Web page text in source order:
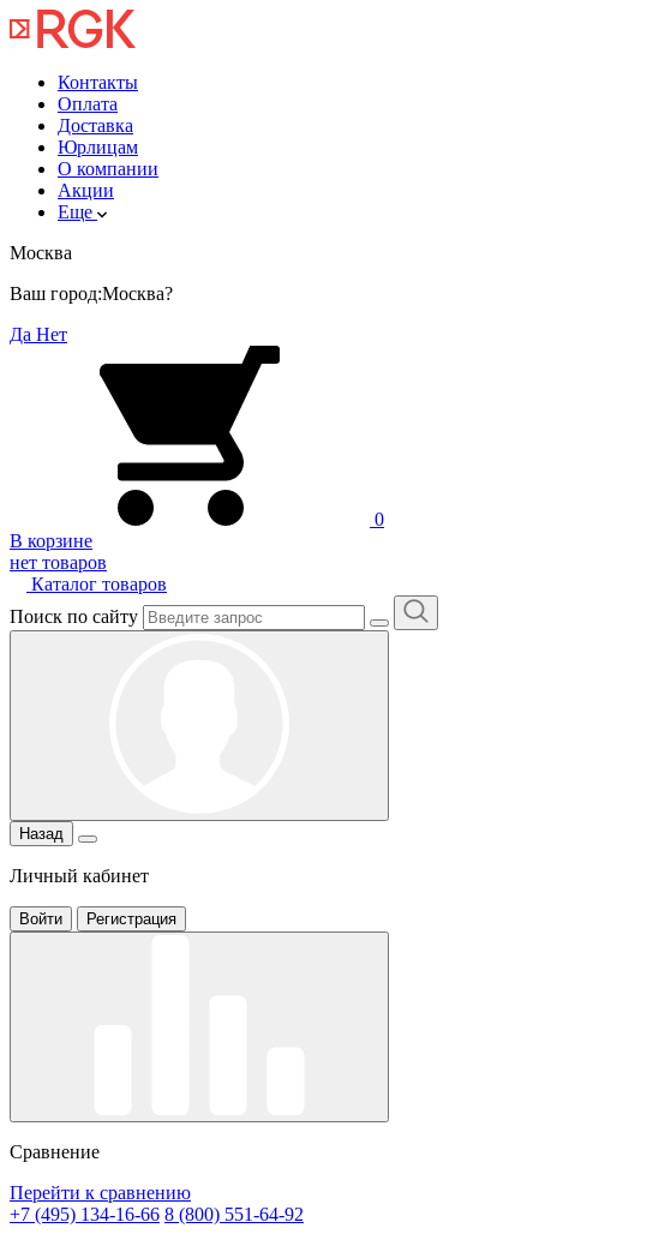
Контакты
Оплата
Доставка
Юрлицам
О компании
Акции
Еще
Москва
Ваш город:Москва?
Да Нет
0
В корзине
нет товаров
Каталог товаров
Поиск по сайту
Назад
Личный кабинет
Войти Регистрация
Сравнение
Перейти к сравнению
+7 (495) 134-16-66 8 (800) 551-64-92